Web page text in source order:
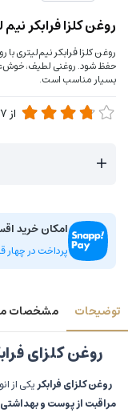
روغن کلزا فرابکر نیم
روغن کلزا فرابکر نیم‌لیتری
حفظ شود. روغنی لطیف،
بسیار مناسب است.
از 7
امکان خرید
پرداخت در
توضیحات مشخصات
روغن کلزای
روغن کلزای فرابکریکی از
مراقبت از پوست و بهداشتی